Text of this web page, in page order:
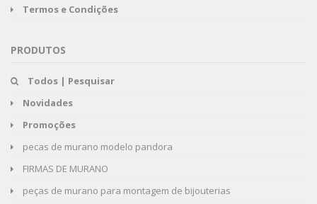
Termos e Condições
PRODUTOS
Todos | Pesquisar
Novidades
Promoções
pecas de murano modelo pandora
FIRMAS DE MURANO
peças de murano para montagem de bijouterias